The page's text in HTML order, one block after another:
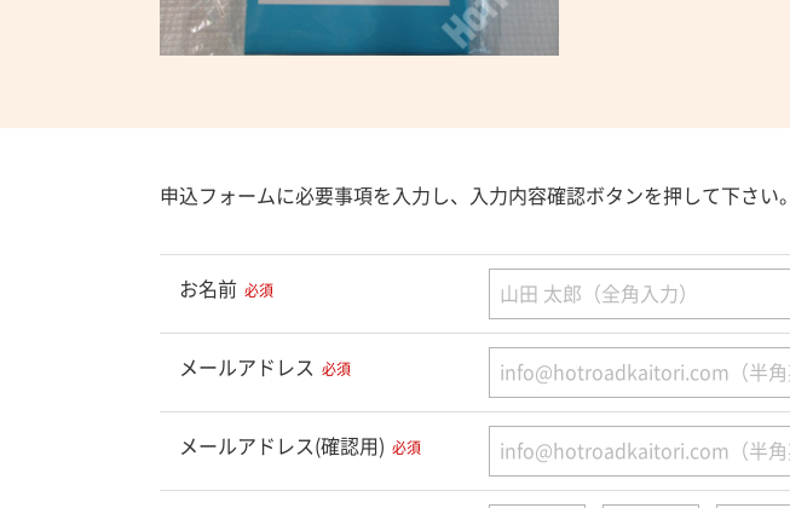
申込フォームに必要事項を入力し、入力内容確認ボタンを押して下さい。
お名前 必須
メールアドレス 必須
メールアドレス(確認用) 必須